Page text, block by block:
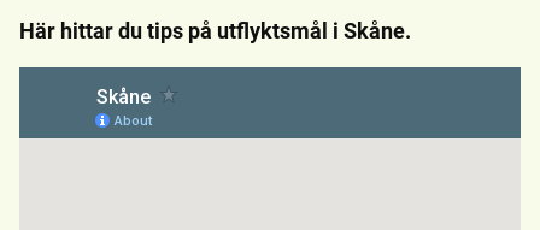
Här hittar du tips på utflyktsmål i Skåne.